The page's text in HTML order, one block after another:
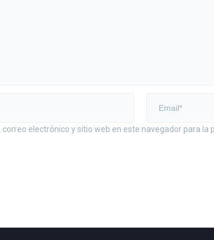
electrónico y sitio web en este navegador para la